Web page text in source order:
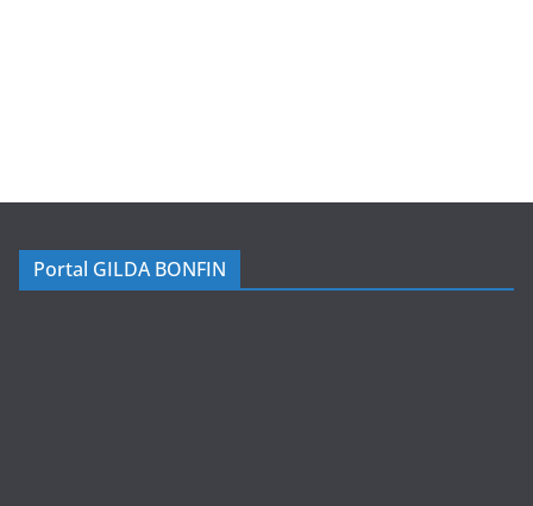
Portal GILDA BONFIN